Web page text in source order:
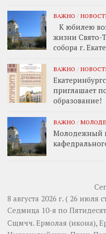
ВАЖНО /
К юбилею
жизни Свято-
собора г.
ВАЖНО /
приглашает
образование!
ВАЖНО /
Молодежный
8 августа 2026 г. ( 26 июля
Седмица 10-я по
Сщмчч. Ермолая (икона),